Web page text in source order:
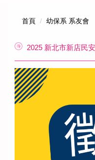
首頁 幼保系 系友會
2025 新北市新店民